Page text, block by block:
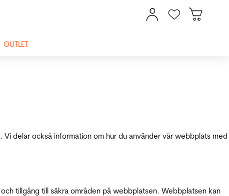
delar också information om hur du använder vår webbplats med
tillgång till säkra områden på webbplatsen. Webbplatsen kan
OUTLET